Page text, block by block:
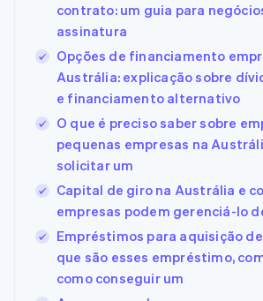
contrato: um guia para
assinatura
Opções de financiamento
Austrália: explicação sobre
e financiamento alternativo
O que é preciso saber sobre
pequenas empresas na
solicitar um
Capital de giro na Austrália e
empresas podem gerenciá-lo
Empréstimos para aquisição
que são esses empréstimo,
como conseguir um